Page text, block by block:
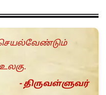
- திருவள்ளுவர்